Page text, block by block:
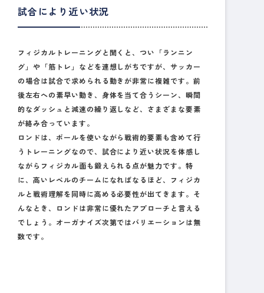
試合により近い状況
フィジカルトレーニングと聞くと、つい「ランニン
グ」や「筋トレ」などを連想しがちですが、サッカー
の場合は試合で求められる動きが非常に複雑です。前
後左右への素早い動き、身体を当て合うシーン、瞬間
的なダッシュと減速の繰り返しなど、さまざまな要素
が絡み合っています。
ロンドは、 ボールを使いながら戦術的要素も含めて行
うトレーニングなので、試合により近い状況を体感し
ながらフィジカル面も鍛えられる点が魅力です。特
に、高いレベルのチームになればなるほど、フィジカ
ルと戦術理解を同時に高める必要性が出てきます。そ
んなとき、ロンドは非常に優れたアプローチと言える
でしょう。オーガナイズ次第ではバリエーションは無
数です。